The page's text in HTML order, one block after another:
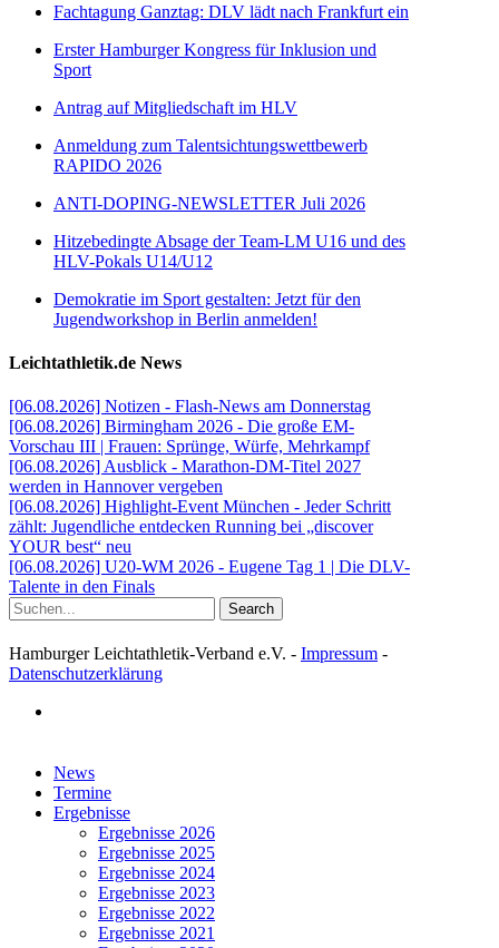
Fachtagung Ganztag: DLV lädt nach Frankfurt ein
Erster Hamburger Kongress für Inklusion und
Sport
Antrag auf Mitgliedschaft im HLV
Anmeldung zum Talentsichtungswettbewerb
RAPIDO 2026
ANTI-DOPING-NEWSLETTER Juli 2026
Hitzebedingte Absage der Team-LM U16 und des
HLV-Pokals U14/U12
Demokratie im Sport gestalten: Jetzt für den
Jugendworkshop in Berlin anmelden!
Leichtathletik.de News
[06.08.2026] Notizen - Flash-News am Donnerstag
[06.08.2026] Birmingham 2026 - Die große EM-
Vorschau III | Frauen: Sprünge, Würfe, Mehrkampf
[06.08.2026] Ausblick - Marathon-DM-Titel 2027
werden in Hannover vergeben
[06.08.2026] Highlight-Event München - Jeder Schritt
zählt: Jugendliche entdecken Running bei „discover
YOUR best“ neu
[06.08.2026] U20-WM 2026 - Eugene Tag 1 | Die DLV-
Talente in den Finals
Search
Hamburger Leichtathletik-Verband e.V. - Impressum -
Datenschutzerklärung
Close
Menu
News
Termine
Ergebnisse
Ergebnisse 2026
Ergebnisse 2025
Ergebnisse 2024
Ergebnisse 2023
Ergebnisse 2022
Ergebnisse 2021